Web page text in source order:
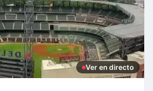
Ver en directo